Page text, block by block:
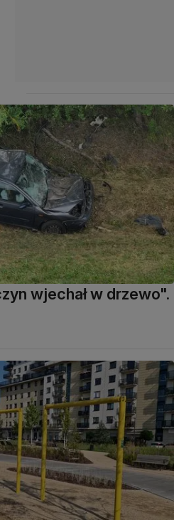
wjechał w drzewo".